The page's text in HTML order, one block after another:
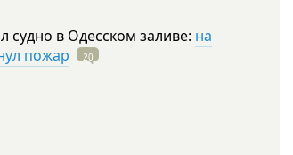
судно в Одесском заливе: на
пожар
20